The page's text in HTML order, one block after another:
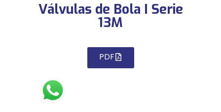
Válvulas de Bola I Serie
13M
PDF